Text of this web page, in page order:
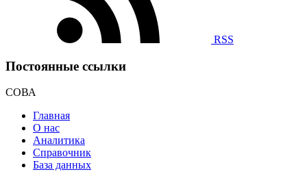
RSS
Постоянные ссылки
СОВА
Главная
О нас
Аналитика
Справочник
База данных